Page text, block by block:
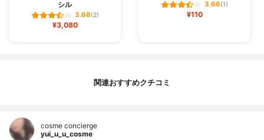
シル
3.68(2)
¥3,080
3.66(1)
¥110
関連おすすめクチコミ
cosme concierge
yui_u_u_cosme